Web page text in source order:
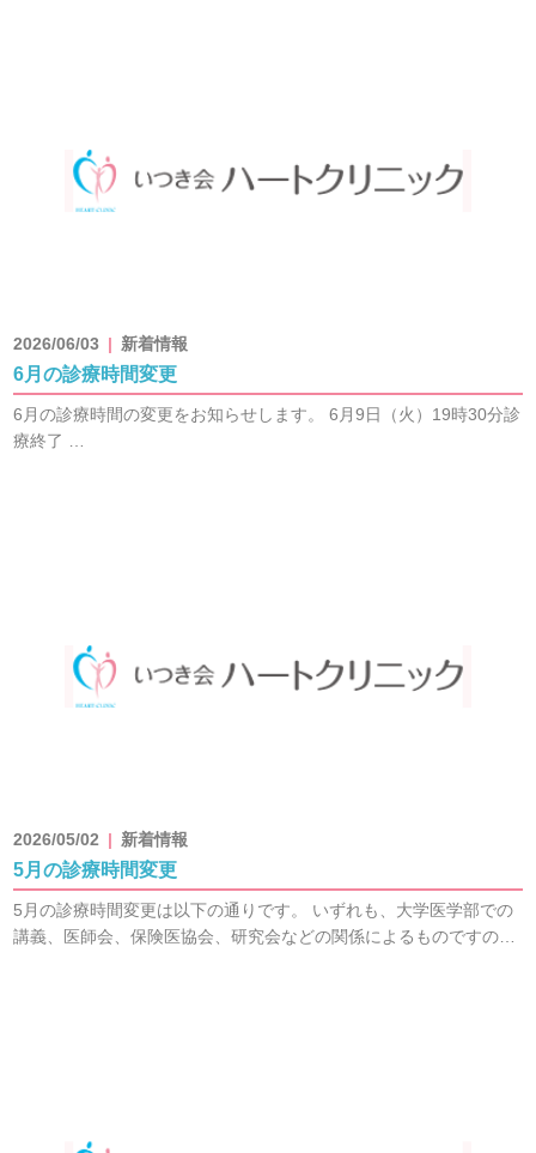
2026/06/03 新着情報
6月の診療時間変更
6月の診療時間の変更をお知らせします。 6月9日（火）19時30分診
療終了 …
2026/05/02 新着情報
5月の診療時間変更
5月の診療時間変更は以下の通りです。 いずれも、大学医学部での
講義、医師会、保険医協会、研究会などの関係によるものですの…